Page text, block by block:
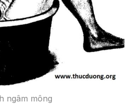
ngâm mông